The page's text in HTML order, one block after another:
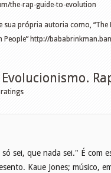
the-rap-guide-to-evolution
sua própria autoria como, “The
People” http://
ratings
só sei, que nada sei." É com
Kaue Jones; músico,